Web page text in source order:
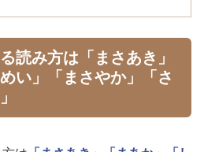
読み方は「まさあき」
い」「まさやか」「さ